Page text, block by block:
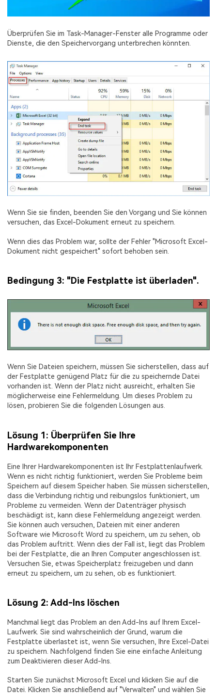
Überprüfen Sie im Task-Manager-Fenster alle Programme oder
Dienste, die den Speichervorgang unterbrechen könnten.
Wenn Sie sie finden, beenden Sie den Vorgang und Sie können
versuchen, das Excel-Dokument erneut zu speichern.
Wenn dies das Problem war, sollte der Fehler "Microsoft Excel-
Dokument nicht gespeichert" sofort behoben sein.
Bedingung 3: "Die Festplatte ist überladen".
Wenn Sie Dateien speichern, müssen Sie sicherstellen, dass auf
der Festplatte genügend Platz für die zu speichernde Datei
vorhanden ist. Wenn der Platz nicht ausreicht, erhalten Sie
möglicherweise eine Fehlermeldung. Um dieses Problem zu
lösen, probieren Sie die folgenden Lösungen aus.
Lösung 1: Überprüfen Sie Ihre
Hardwarekomponenten
Eine Ihrer Hardwarekomponenten ist Ihr Festplattenlaufwerk.
Wenn es nicht richtig funktioniert, werden Sie Probleme beim
Speichern auf diesem Speicher haben. Sie müssen sicherstellen,
dass die Verbindung richtig und reibungslos funktioniert, um
Probleme zu vermeiden. Wenn der Datenträger physisch
beschädigt ist, kann diese Fehlermeldung angezeigt werden.
Sie können auch versuchen, Dateien mit einer anderen
Software wie Microsoft Word zu speichern, um zu sehen, ob
das Problem auftritt. Wenn dies der Fall ist, liegt das Problem
bei der Festplatte, die an Ihren Computer angeschlossen ist.
Versuchen Sie, etwas Speicherplatz freizugeben und dann
erneut zu speichern, um zu sehen, ob es funktioniert.
Lösung 2: Add-Ins löschen
Manchmal liegt das Problem an den Add-Ins auf Ihrem Excel-
Laufwerk. Sie sind wahrscheinlich der Grund, warum die
Festplatte überlastet ist, wenn Sie versuchen, Ihre Excel-Datei
zu speichern. Nachfolgend finden Sie eine einfache Anleitung
zum Deaktivieren dieser Add-Ins.
Starten Sie zunächst Microsoft Excel und klicken Sie auf die
Datei. Klicken Sie anschließend auf "Verwalten" und wählen Sie